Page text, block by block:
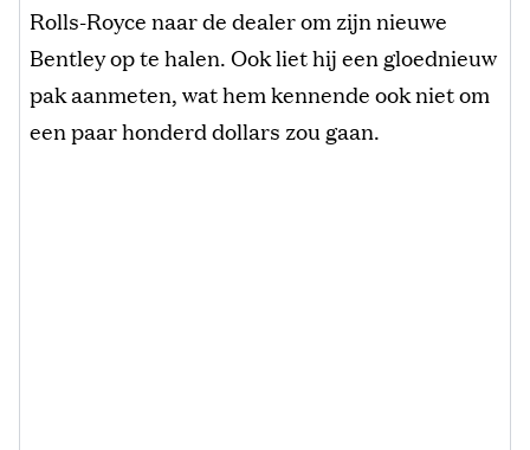
Rolls-Royce naar de dealer om zijn ​​nieuwe
Bentley op te halen. Ook liet hij een gloednieuw
pak aanmeten, wat hem kennende ook niet om
een paar honderd dollars zou gaan.